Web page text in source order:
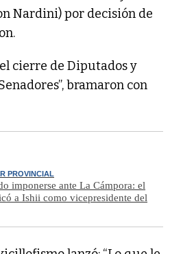
Nardini) por decisión de
cierre de Diputados y
bramaron con
PROVINCIAL
imponerse ante La Cámpora: el
a Ishii como vicepresidente del